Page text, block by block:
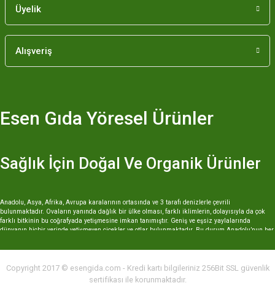
Üyelik
Alışveriş
Esen Gıda Yöresel Ürünler
Sağlık İçin Doğal Ve Organik Ürünler
Anadolu, Asya, Afrika, Avrupa karalarının ortasında ve 3 tarafı denizlerle çevrili
bulunmaktadır. Ovaların yanında dağlık bir ülke olması, farklı iklimlerin, dolayısıyla da çok
farklı bitkinin bu coğrafyada yetişmesine imkan tanımıştır. Geniş ve eşsiz yaylalarında
dünyanın hiçbir yerinde yetişmeyen çiçekler ve otlar bulunmaktadır. Bu durum Anadolu’nun her
Özellikle Erzurum yöresel ürünler kapsamında sayabileceğimiz organik ve doğal yöntemlerle
geniş bir ürün yelpazesi vardır. Şehirlerde yaşayan insanların beslenme alışkanlıkları her ne
kadar hazır gıdalar üzerine kurulsa da, doğal ve yöresel ürünler önemini giderek
Copyright 2017 © esengida.com - Kredi kartı bilgileriniz 256Bit SSL güvenlik
sertifikası ile korunmaktadır.